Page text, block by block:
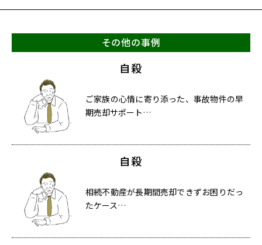
その他の事例
自殺
ご家族の心情に寄り添った、事故物件の早
期売却サポート…
自殺
相続不動産が長期間売却できずお困りだっ
たケース…